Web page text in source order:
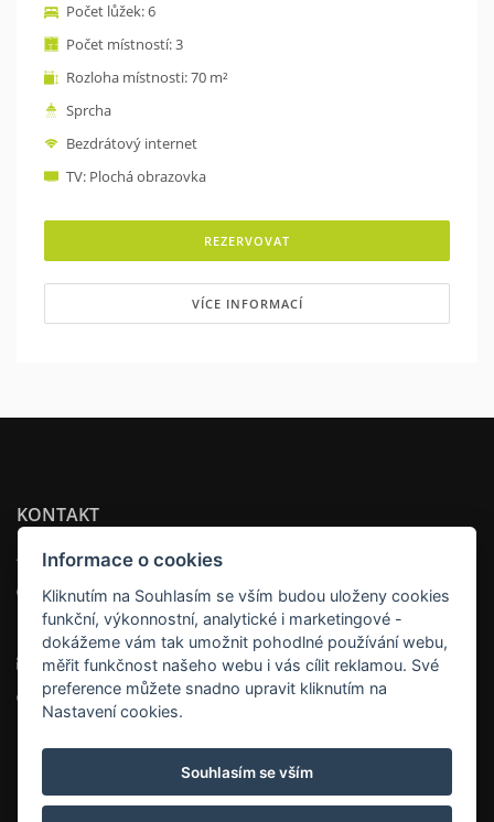
Počet lůžek: 6
Počet místností: 3
Rozloha místnosti: 70 m²
Sprcha
Bezdrátový internet
TV: Plochá obrazovka
REZERVOVAT
VÍCE INFORMACÍ
KONTAKT
APARTSEE WELLNESS PLZEŇ
Adresa:
náměstí Tomáše Garrigue Masaryka 18 , 301 00 Plzeň
Email:info@apartsee.cz
Telefon:+420 725353017
Informace o cookies
Kliknutím na Souhlasím se vším budou uloženy cookies
funkční, výkonnostní, analytické i marketingové -
dokážeme vám tak umožnit pohodlné používání webu,
měřit funkčnost našeho webu i vás cílit reklamou. Své
preference můžete snadno upravit kliknutím na
Nastavení cookies.
Souhlasím se vším